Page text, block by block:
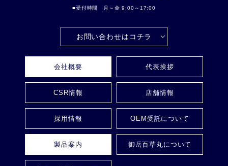
■受付時間 月～金 9:00～17:00
お問い合わせはコチラ
会社概要 代表挨拶
CSR情報 店舗情報
採用情報 OEM受託について
製品案内 御岳百草丸について